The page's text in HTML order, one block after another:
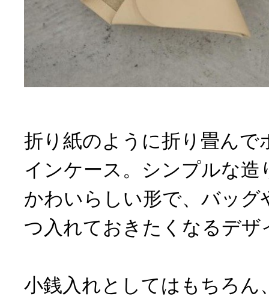
折り紙のように折り畳んで
インケース。シンプルな
かわいらしい形で、バッ
つ入れておきたくなるデザ
小銭入れとしてはもちろん